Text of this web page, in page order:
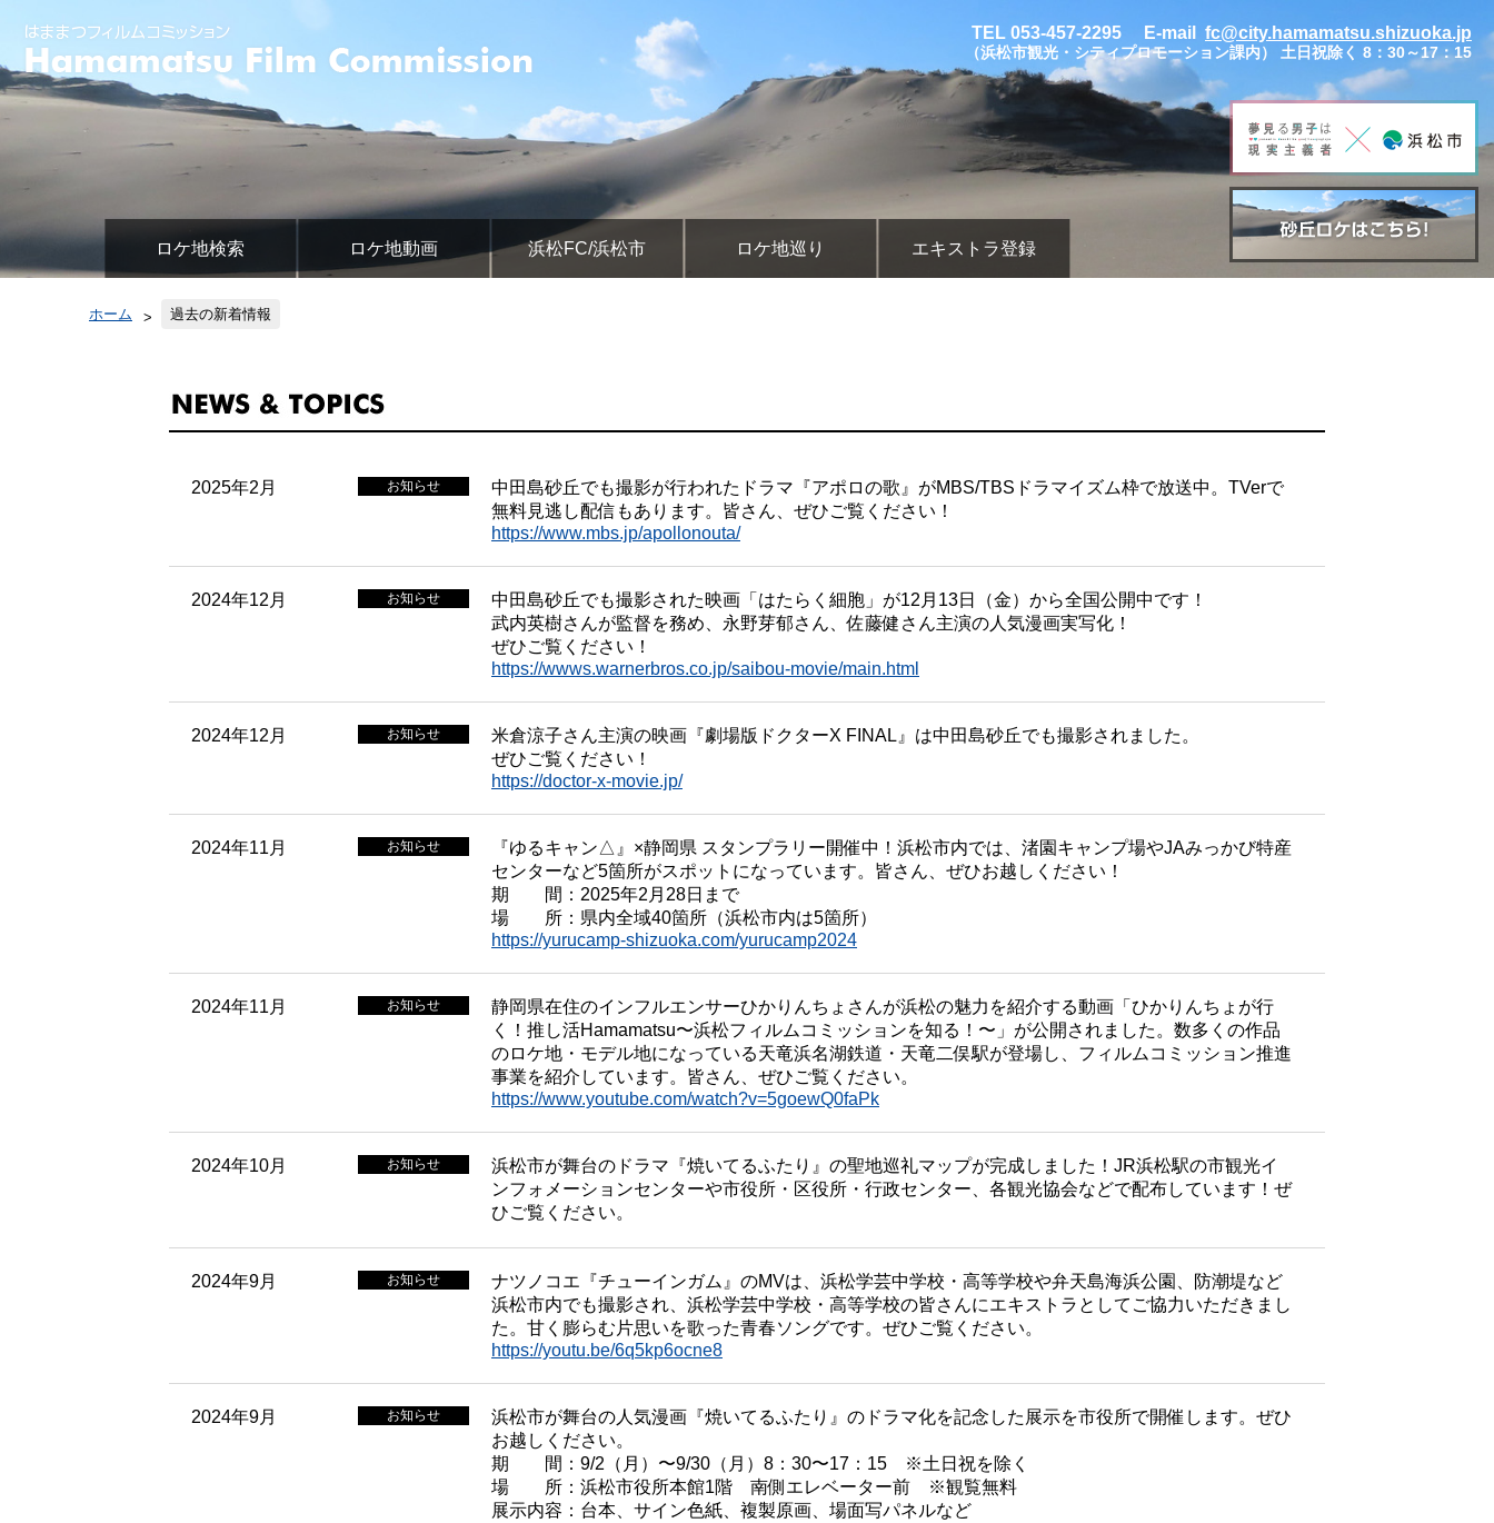
TEL 053-457-2295 E-mail fc@city.hamamatsu.shizuoka.jp
（浜松市観光・シティプロモーション課内） 土日祝除く 8：30～17：15
ロケ地検索 ロケ地動画 浜松FC/浜松市 ロケ地巡り エキストラ登録
ホーム 過去の新着情報
2025年2月 お知らせ
中田島砂丘でも撮影が行われたドラマ『アポロの歌』がMBS/TBSドラマイズム枠で放送中。TVerで
無料見逃し配信もあります。皆さん、ぜひご覧ください！
https://www.mbs.jp/apollonouta/
2024年12月 お知らせ
中田島砂丘でも撮影された映画「はたらく細胞」が12月13日（金）から全国公開中です！
武内英樹さんが監督を務め、永野芽郁さん、佐藤健さん主演の人気漫画実写化！
ぜひご覧ください！
https://wwws.warnerbros.co.jp/saibou-movie/main.html
2024年12月 お知らせ
米倉涼子さん主演の映画『劇場版ドクターX FINAL』は中田島砂丘でも撮影されました。
ぜひご覧ください！
https://doctor-x-movie.jp/
2024年11月 お知らせ
『ゆるキャン△』×静岡県 スタンプラリー開催中！浜松市内では、渚園キャンプ場やJAみっかび特産
センターなど5箇所がスポットになっています。皆さん、ぜひお越しください！
期 間：2025年2月28日まで
場 所：県内全域40箇所（浜松市内は5箇所）
https://yurucamp-shizuoka.com/yurucamp2024
2024年11月 お知らせ
静岡県在住のインフルエンサーひかりんちょさんが浜松の魅力を紹介する動画「ひかりんちょが行
く！推し活Hamamatsu〜浜松フィルムコミッションを知る！〜」が公開されました。数多くの作品
のロケ地・モデル地になっている天竜浜名湖鉄道・天竜二俣駅が登場し、フィルムコミッション推進
事業を紹介しています。皆さん、ぜひご覧ください。
https://www.youtube.com/watch?v=5goewQ0faPk
2024年10月 お知らせ
浜松市が舞台のドラマ『焼いてるふたり』の聖地巡礼マップが完成しました！JR浜松駅の市観光イ
ンフォメーションセンターや市役所・区役所・行政センター、各観光協会などで配布しています！ぜ
ひご覧ください。
2024年9月 お知らせ
ナツノコエ『チューインガム』のMVは、浜松学芸中学校・高等学校や弁天島海浜公園、防潮堤など
浜松市内でも撮影され、浜松学芸中学校・高等学校の皆さんにエキストラとしてご協力いただきまし
た。甘く膨らむ片思いを歌った青春ソングです。ぜひご覧ください。
https://youtu.be/6q5kp6ocne8
2024年9月 お知らせ
浜松市が舞台の人気漫画『焼いてるふたり』のドラマ化を記念した展示を市役所で開催します。ぜひ
お越しください。
期 間：9/2（月）〜9/30（月）8：30〜17：15 ※土日祝を除く
場 所：浜松市役所本館1階 南側エレベーター前 ※観覧無料
展示内容：台本、サイン色紙、複製原画、場面写パネルなど